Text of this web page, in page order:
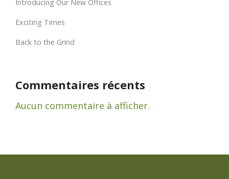
Introducing Our New Offices
Exciting Times
Back to the Grind
Commentaires récents
Aucun commentaire à afficher.